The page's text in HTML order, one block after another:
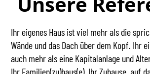
Ihr eigenes Haus ist viel mehr als die
Wände und das Dach über dem Kopf. Ihr
auch mehr als eine Kapitalanlage und